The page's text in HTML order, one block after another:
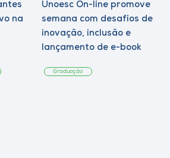
na
Unoesc On-line promove
semana com desafios de
inovação, inclusão e
lançamento de e-book
Graduação